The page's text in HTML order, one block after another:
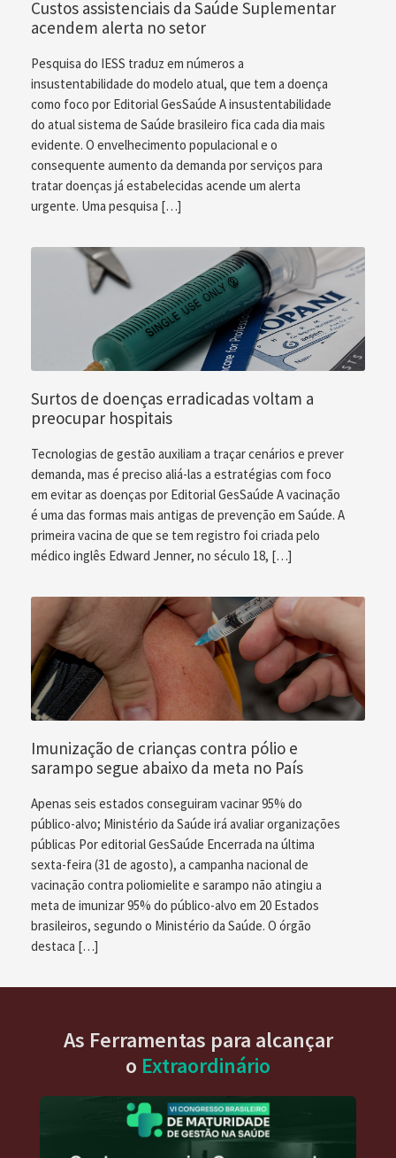
Custos assistenciais da Saúde Suplementar
acendem alerta no setor
Pesquisa do IESS traduz em números a
insustentabilidade do modelo atual, que tem a doença
como foco por Editorial GesSaúde A insustentabilidade
do atual sistema de Saúde brasileiro fica cada dia mais
evidente. O envelhecimento populacional e o
consequente aumento da demanda por serviços para
tratar doenças já estabelecidas acende um alerta
urgente. Uma pesquisa […]
Surtos de doenças erradicadas voltam a
preocupar hospitais
Tecnologias de gestão auxiliam a traçar cenários e prever
demanda, mas é preciso aliá-las a estratégias com foco
em evitar as doenças por Editorial GesSaúde A vacinação
é uma das formas mais antigas de prevenção em Saúde. A
primeira vacina de que se tem registro foi criada pelo
médico inglês Edward Jenner, no século 18, […]
Imunização de crianças contra pólio e
sarampo segue abaixo da meta no País
Apenas seis estados conseguiram vacinar 95% do
público-alvo; Ministério da Saúde irá avaliar organizações
públicas Por editorial GesSaúde Encerrada na última
sexta-feira (31 de agosto), a campanha nacional de
vacinação contra poliomielite e sarampo não atingiu a
meta de imunizar 95% do público-alvo em 20 Estados
brasileiros, segundo o Ministério da Saúde. O órgão
destaca […]
As Ferramentas para alcançar
o Extraordinário